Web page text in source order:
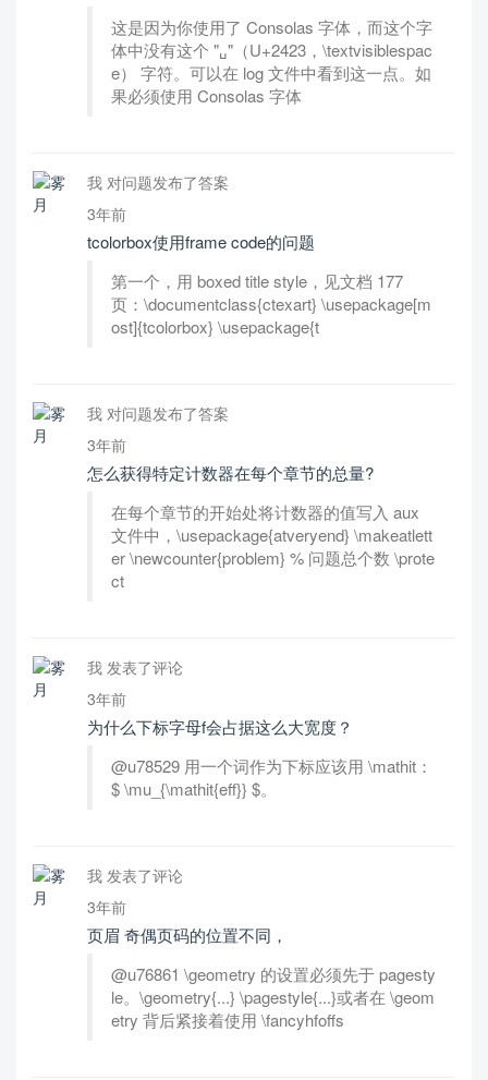
这是因为你使用了 Consolas 字体，而这个字
体中没有这个 "␣"（U+2423，\textvisiblespac
e） 字符。可以在 log 文件中看到这一点。如
果必须使用 Consolas 字体
我 对问题发布了答案
3年前
tcolorbox使用frame code的问题
第一个，用 boxed title style，见文档 177
页：\documentclass{ctexart} \usepackage[m
ost]{tcolorbox} \usepackage{t
我 对问题发布了答案
3年前
怎么获得特定计数器在每个章节的总量?
在每个章节的开始处将计数器的值写入 aux
文件中，\usepackage{atveryend} \makeatlett
er \newcounter{problem} % 问题总个数 \prote
ct
我 发表了评论
3年前
为什么下标字母f会占据这么大宽度？
@u78529 用一个词作为下标应该用 \mathit：
$ \mu_{\mathit{eff}} $。
我 发表了评论
3年前
页眉 奇偶页码的位置不同，
@u76861 \geometry 的设置必须先于 pagesty
le。\geometry{...} \pagestyle{...}或者在 \geom
etry 背后紧接着使用 \fancyhfoffs